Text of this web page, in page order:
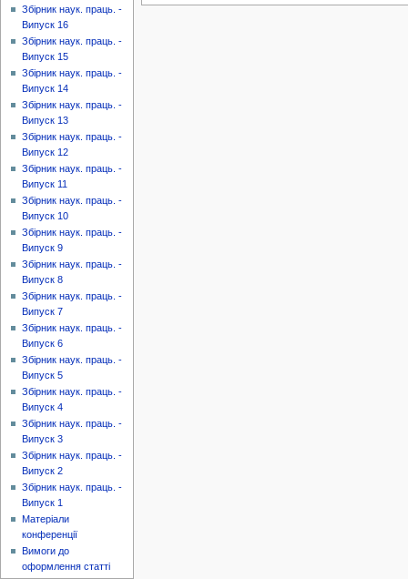
Збірник наук. праць. -
Випуск 16
Збірник наук. праць. -
Випуск 15
Збірник наук. праць. -
Випуск 14
Збірник наук. праць. -
Випуск 13
Збірник наук. праць. -
Випуск 12
Збірник наук. праць. -
Випуск 11
Збірник наук. праць. -
Випуск 10
Збірник наук. праць. -
Випуск 9
Збірник наук. праць. -
Випуск 8
Збірник наук. праць. -
Випуск 7
Збірник наук. праць. -
Випуск 6
Збірник наук. праць. -
Випуск 5
Збірник наук. праць. -
Випуск 4
Збірник наук. праць. -
Випуск 3
Збірник наук. праць. -
Випуск 2
Збірник наук. праць. -
Випуск 1
Матеріали
конференції
Вимоги до
оформлення статті